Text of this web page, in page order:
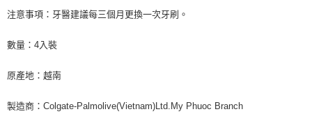
注意事項：牙醫建議每三個月更換一次牙刷。
數量：4入裝
原產地：越南
製造商：Colgate-Palmolive(Vietnam)Ltd.My Phuoc Branch